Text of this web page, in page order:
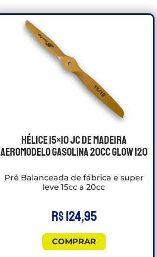
Hélice 15×10 JC de madeira
aeromodelo Gasolina 20cc Glow 120
Pré Balanceada de fábrica e super
leve 15cc a 20cc
R$124,95
COMPRAR